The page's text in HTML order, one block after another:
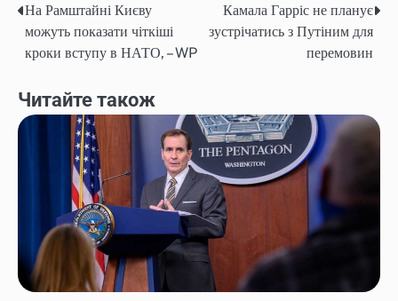
Навігація
записів
На Рамштайні Києву
можуть показати чіткіші
кроки вступу в НАТО, – WP
Камала Гарріс не планує
зустрічатись з Путіним для
перемовин
Читайте також